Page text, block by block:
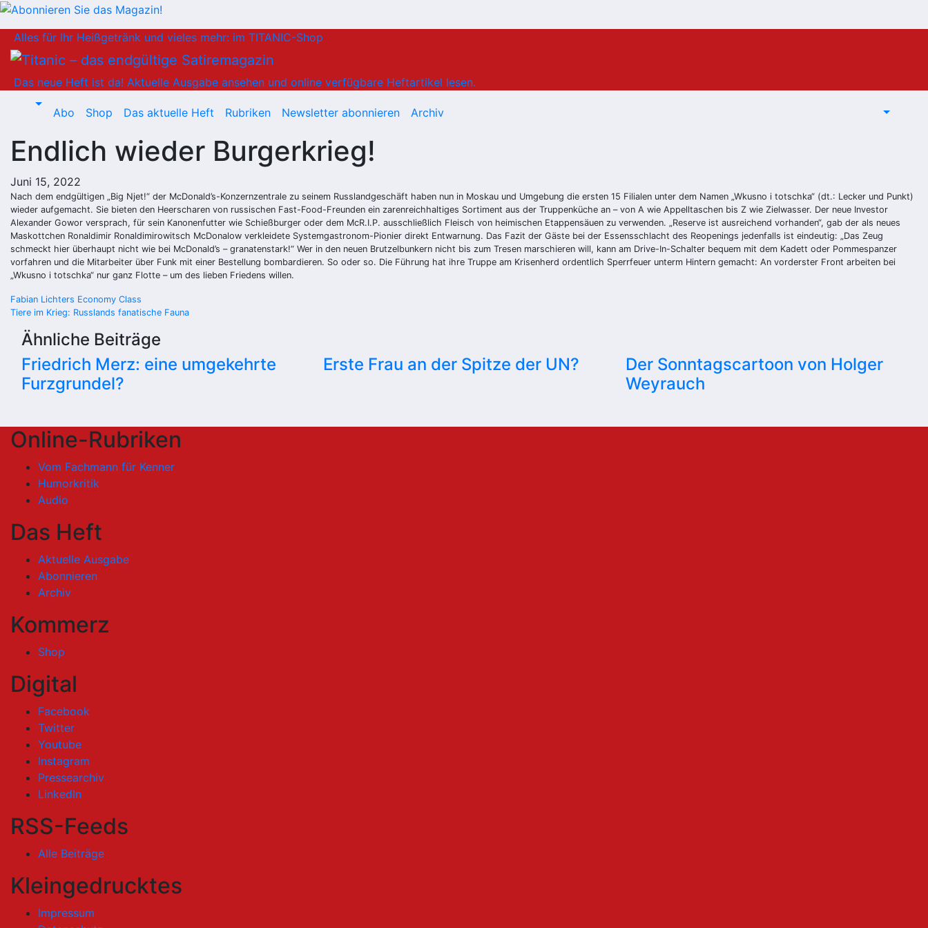
Inhalt
springen
Alles für Ihr Heißgetränk und vieles mehr: im TITANIC-Shop
Das neue Heft ist da! Aktuelle Ausgabe ansehen und online verfügbare Heftartikel lesen.
Abo Shop Das aktuelle Heft Rubriken Newsletter abonnieren Archiv
Endlich wieder Burgerkrieg!
Juni 15, 2022
Nach dem endgültigen „Big Njet!“ der McDonald’s-Konzernzentrale zu seinem Russlandgeschäft haben nun in Moskau und Umgebung die ersten 15 Filialen unter dem Namen „Wkusno i totschka“ (dt.: Lecker und Punkt)
wieder aufgemacht. Sie bieten den Heerscharen von russischen Fast-Food-Freunden ein zarenreichhaltiges Sortiment aus der Truppenküche an – von A wie Appelltaschen bis Z wie Zielwasser. Der neue Investor
Alexander Gowor versprach, für sein Kanonenfutter wie Schießburger oder dem McR.I.P. ausschließlich Fleisch von heimischen Etappensäuen zu verwenden. „Reserve ist ausreichend vorhanden“, gab der als neues
Maskottchen Ronaldimir Ronaldimirowitsch McDonalow verkleidete Systemgastronom-Pionier direkt Entwarnung. Das Fazit der Gäste bei der Essensschlacht des Reopenings jedenfalls ist eindeutig: „Das Zeug
schmeckt hier überhaupt nicht wie bei McDonald’s – granatenstark!“ Wer in den neuen Brutzelbunkern nicht bis zum Tresen marschieren will, kann am Drive-In-Schalter bequem mit dem Kadett oder Pommespanzer
vorfahren und die Mitarbeiter über Funk mit einer Bestellung bombardieren. So oder so. Die Führung hat ihre Truppe am Krisenherd ordentlich Sperrfeuer unterm Hintern gemacht: An vorderster Front arbeiten bei
„Wkusno i totschka“ nur ganz Flotte – um des lieben Friedens willen.
Beitragsnavigation
Fabian Lichters Economy Class
Tiere im Krieg: Russlands fanatische Fauna
Ähnliche Beiträge
Friedrich Merz: eine umgekehrte
Furzgrundel?
Erste Frau an der Spitze der UN?
Der Sonntagscartoon von Holger
Weyrauch
Online-Rubriken
Vom Fachmann für Kenner
Humorkritik
Audio
Das Heft
Aktuelle Ausgabe
Abonnieren
Archiv
Kommerz
Shop
Digital
Facebook
Twitter
Youtube
Instagram
Pressearchiv
LinkedIn
RSS-Feeds
Alle Beiträge
Kleingedrucktes
Impressum